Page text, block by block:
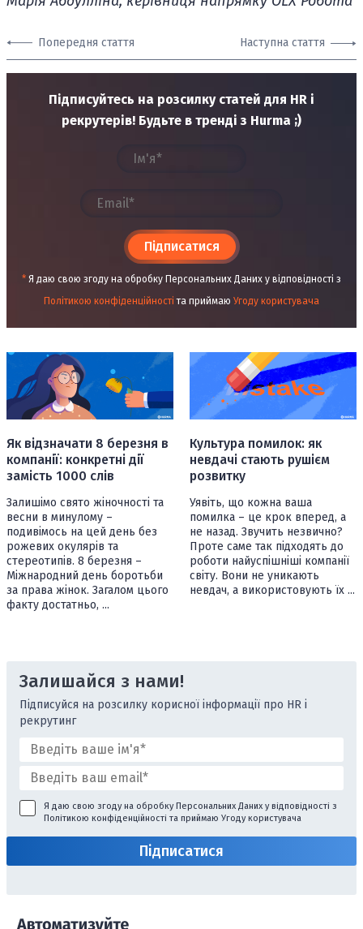
Попередня стаття Наступна стаття
Підписуйтесь на розсилку статей для HR і
рекрутерів! Будьте в тренді з Hurma ;)
Підписатися
* Я даю свою згоду на обробку Персональних Даних у відповідності з
Політикою конфіденційності та приймаю Угоду користувача
Як відзначати 8 березня в
компанії: конкретні дії
замість 1000 слів
Залишімо свято жіночності та
весни в минулому –
подивімось на цей день без
рожевих окулярів та
стереотипів. 8 березня –
Міжнародний день боротьби
за права жінок. Загалом цього
факту достатньо, ...
Культура помилок: як
невдачі стають рушієм
розвитку
Уявіть, що кожна ваша
помилка – це крок вперед, а
не назад. Звучить незвично?
Проте саме так підходять до
роботи найуспішніші компанії
світу. Вони не уникають
невдач, а використовують їх ...
Залишайся з нами!
Підписуйся на розсилку корисної інформації про HR і
рекрутинг
Я даю свою згоду на обробку Персональних Даних у відповідності з
Політикою конфіденційності та приймаю Угоду користувача